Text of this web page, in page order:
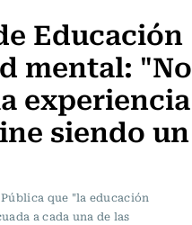
Educación
mental: "No
experiencia
siendo un
que "la educación
a cada una de las